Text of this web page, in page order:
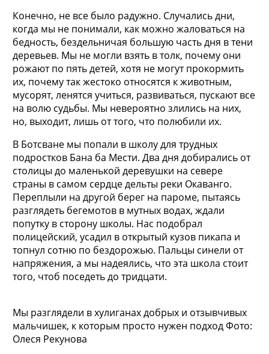
Конечно, не все было радужно. Случались дни,
когда мы не понимали, как можно жаловаться на
бедность, бездельничая большую часть дня в тени
деревьев. Мы не могли взять в толк, почему они
рожают по пять детей, хотя не могут прокормить
их, почему так жестоко относятся к животным,
мусорят, ленятся учиться, развиваться, пускают все
на волю судьбы. Мы невероятно злились на них,
но, выходит, лишь от того, что полюбили их.
В Ботсване мы попали в школу для трудных
подростков Бана ба Мести. Два дня добирались от
столицы до маленькой деревушки на севере
страны в самом сердце дельты реки Окаванго.
Переплыли на другой берег на пароме, пытаясь
разглядеть бегемотов в мутных водах, ждали
попутку в сторону школы. Нас подобрал
полицейский, усадил в открытый кузов пикапа и
топнул сотню по бездорожью. Пальцы синели от
напряжения, а мы надеялись, что эта школа стоит
того, чтоб поседеть до тридцати.
Мы разглядели в хулиганах добрых и отзывчивых
мальчишек, к которым просто нужен подход Фото:
Олеся Рекунова